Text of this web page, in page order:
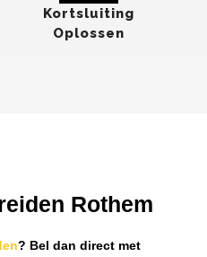
Kortsluiting
Oplossen
Rothem
? Bel dan direct met